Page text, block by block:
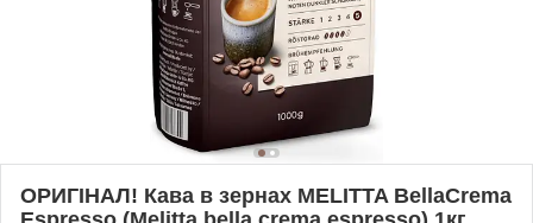
ОРИГІНАЛ! Кава в зернах MELITTA BellaCrema